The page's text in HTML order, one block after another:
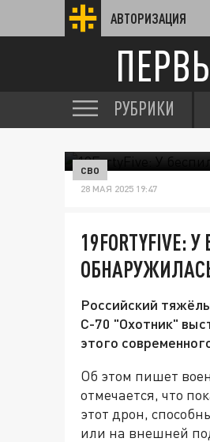
АВТОРИЗАЦИЯ
РУБРИКИ
СВО
28 МАЯ 2025 19:47
Российский
С-70 "Охотник"
этого
Об этом пишет
отмечается, что
этот дрон,
или на внешней